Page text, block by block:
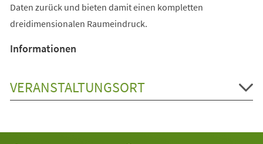
Daten zurück und bieten damit einen kompletten
dreidimensionalen Raumeindruck.
Informationen
VERANSTALTUNGSORT